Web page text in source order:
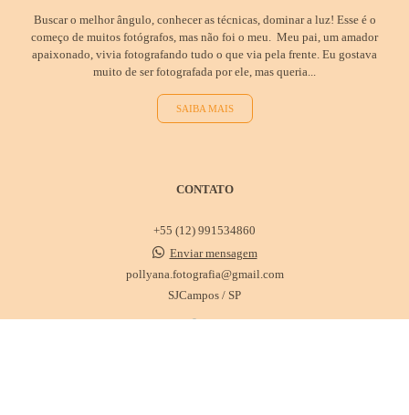
Buscar o melhor ângulo, conhecer as técnicas, dominar a luz! Esse é o
começo de muitos fotógrafos, mas não foi o meu. Meu pai, um amador
apaixonado, vivia fotografando tudo o que via pela frente. Eu gostava
muito de ser fotografada por ele, mas queria...
SAIBA MAIS
CONTATO
+55 (12) 991534860
Enviar mensagem
pollyana.fotografia@gmail.com
SJCampos / SP